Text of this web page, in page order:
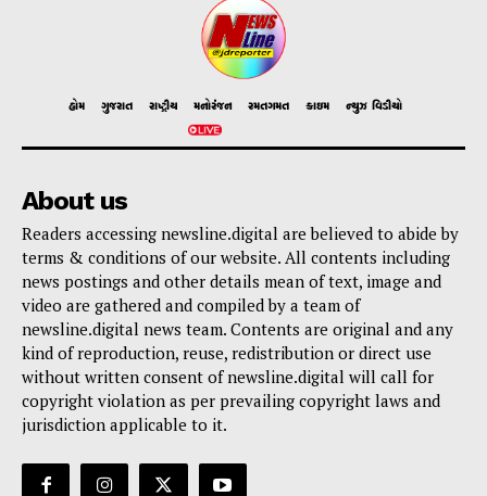
હોમ ગુજરાત રાષ્ટ્રીય મનોરંજન રમતગમત ક્રાઇમ ન્યુઝ વિડીયો
About us
Readers accessing newsline.digital are believed to abide by
terms & conditions of our website. All contents including
news postings and other details mean of text, image and
video are gathered and compiled by a team of
newsline.digital news team. Contents are original and any
kind of reproduction, reuse, redistribution or direct use
without written consent of newsline.digital will call for
copyright violation as per prevailing copyright laws and
jurisdiction applicable to it.